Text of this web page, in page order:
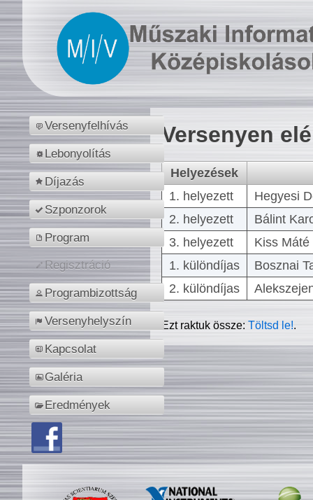
Versenyfelhívás
Lebonyolítás
Díjazás
Szponzorok
Program
Regisztráció
Programbizottság
Versenyhelyszín
Kapcsolat
Galéria
Eredmények
Versenyen
Helyezések
1. helyezett
Hegyesi
2. helyezett
Bálint
3. helyezett
Kiss
1. különdíjas
Bosznai
2. különdíjas
Ezt raktuk össze:Töltsd le!.